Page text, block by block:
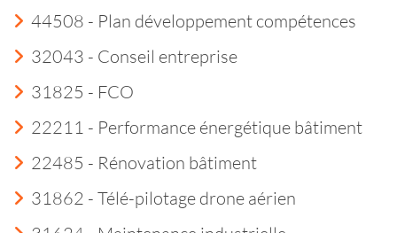
44508 - Plan développement compétences
32043 - Conseil entreprise
31825 - FCO
22211 - Performance énergétique bâtiment
22485 - Rénovation bâtiment
31862 - Télé-pilotage drone aérien